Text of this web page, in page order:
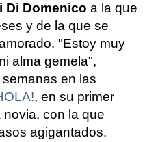
Di Domenico a la que
y de la que se
"Estoy muy
alma gemela",
en las
, en su primer
con la que
agigantados.